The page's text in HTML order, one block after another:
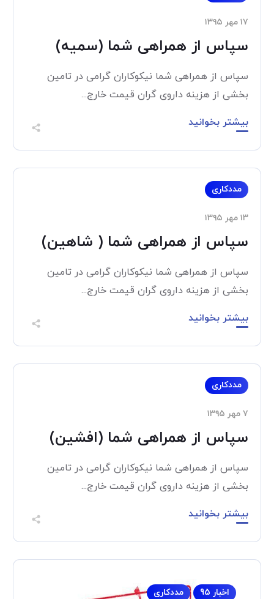
۱۷ مهر ۱۳۹۵
سپاس از همراهی شما (سمیه)
سپاس از همراهی شما نیکوکاران گرامی در تامین
بخشی از هزینه داروی گران قیمت خارج...
بیشتر بخوانید
مددکاری
۱۳ مهر ۱۳۹۵
سپاس از همراهی شما ( شاهین)
سپاس از همراهی شما نیکوکاران گرامی در تامین
بخشی از هزینه داروی گران قیمت خارج...
بیشتر بخوانید
مددکاری
۷ مهر ۱۳۹۵
سپاس از همراهی شما (افشین)
سپاس از همراهی شما نیکوکاران گرامی در تامین
بخشی از هزینه داروی گران قیمت خارج...
بیشتر بخوانید
اخبار 95 مددکاری